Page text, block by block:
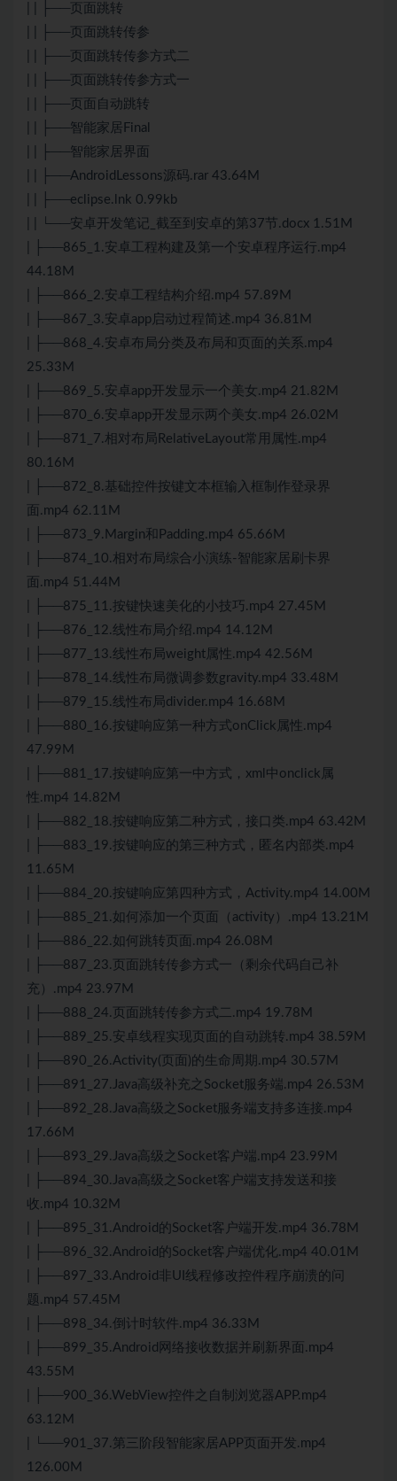
| | ├──页面跳转
| | ├──页面跳转传参
| | ├──页面跳转传参方式二
| | ├──页面跳转传参方式一
| | ├──页面自动跳转
| | ├──智能家居Final
| | ├──智能家居界面
| | ├──AndroidLessons源码.rar 43.64M
| | ├──eclipse.lnk 0.99kb
| | └──安卓开发笔记_截至到安卓的第37节.docx 1.51M
| ├──865_1.安卓工程构建及第一个安卓程序运行.mp4
44.18M
| ├──866_2.安卓工程结构介绍.mp4 57.89M
| ├──867_3.安卓app启动过程简述.mp4 36.81M
| ├──868_4.安卓布局分类及布局和页面的关系.mp4
25.33M
| ├──869_5.安卓app开发显示一个美女.mp4 21.82M
| ├──870_6.安卓app开发显示两个美女.mp4 26.02M
| ├──871_7.相对布局RelativeLayout常用属性.mp4
80.16M
| ├──872_8.基础控件按键文本框输入框制作登录界
面.mp4 62.11M
| ├──873_9.Margin和Padding.mp4 65.66M
| ├──874_10.相对布局综合小演练-智能家居刷卡界
面.mp4 51.44M
| ├──875_11.按键快速美化的小技巧.mp4 27.45M
| ├──876_12.线性布局介绍.mp4 14.12M
| ├──877_13.线性布局weight属性.mp4 42.56M
| ├──878_14.线性布局微调参数gravity.mp4 33.48M
| ├──879_15.线性布局divider.mp4 16.68M
| ├──880_16.按键响应第一种方式onClick属性.mp4
47.99M
| ├──881_17.按键响应第一中方式，xml中onclick属
性.mp4 14.82M
| ├──882_18.按键响应第二种方式，接口类.mp4 63.42M
| ├──883_19.按键响应的第三种方式，匿名内部类.mp4
11.65M
| ├──884_20.按键响应第四种方式，Activity.mp4 14.00M
| ├──885_21.如何添加一个页面（activity）.mp4 13.21M
| ├──886_22.如何跳转页面.mp4 26.08M
| ├──887_23.页面跳转传参方式一（剩余代码自己补
充）.mp4 23.97M
| ├──888_24.页面跳转传参方式二.mp4 19.78M
| ├──889_25.安卓线程实现页面的自动跳转.mp4 38.59M
| ├──890_26.Activity(页面)的生命周期.mp4 30.57M
| ├──891_27.Java高级补充之Socket服务端.mp4 26.53M
| ├──892_28.Java高级之Socket服务端支持多连接.mp4
17.66M
| ├──893_29.Java高级之Socket客户端.mp4 23.99M
| ├──894_30.Java高级之Socket客户端支持发送和接
收.mp4 10.32M
| ├──895_31.Android的Socket客户端开发.mp4 36.78M
| ├──896_32.Android的Socket客户端优化.mp4 40.01M
| ├──897_33.Android非UI线程修改控件程序崩溃的问
题.mp4 57.45M
| ├──898_34.倒计时软件.mp4 36.33M
| ├──899_35.Android网络接收数据并刷新界面.mp4
43.55M
| ├──900_36.WebView控件之自制浏览器APP.mp4
63.12M
| └──901_37.第三阶段智能家居APP页面开发.mp4
126.00M